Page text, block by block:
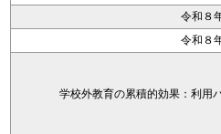
令和８
令和８
学校外教育の累積的効果：利用